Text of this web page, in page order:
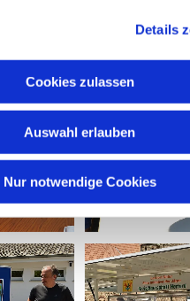
Details
Cookies zulassen
Auswahl erlauben
Nur notwendige Cookies